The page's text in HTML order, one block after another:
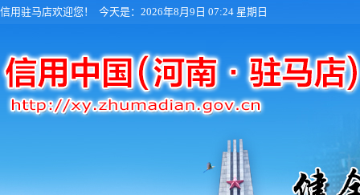
信用驻马店欢迎您！ 今天是：2026年8月9日 07:24 星期日